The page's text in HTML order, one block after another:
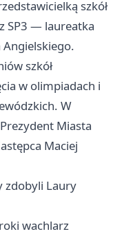
szkół
SP3 — laureatka
szkół
w olimpiadach i
W
Miasta
Maciej
zdobyli Laury
wachlarz